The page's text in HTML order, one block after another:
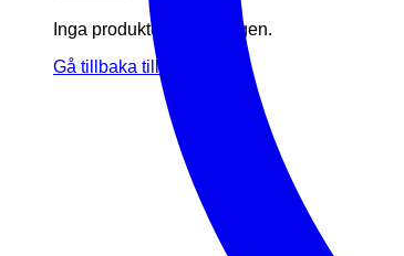
Inga produkter i varukorgen.
Gå tillbaka till butiken